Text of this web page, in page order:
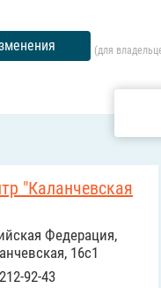
(для
"Каланчевская
Федерация,
16с1
92-43